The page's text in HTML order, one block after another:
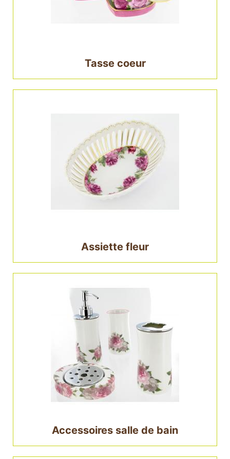
Tasse coeur
Assiette fleur
Accessoires salle de bain